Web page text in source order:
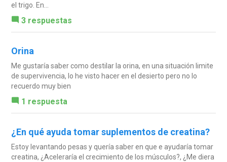
el trigo. En...
3 respuestas
Orina
Me gustaría saber como destilar la orina, en una situación limite
de supervivencia, lo he visto hacer en el desierto pero no lo
recuerdo muy bien
1 respuesta
¿En qué ayuda tomar suplementos de creatina?
Estoy levantando pesas y quería saber en que e ayudaría tomar
creatina, ¿Aceleraría el crecimiento de los músculos?, ¿Me diera